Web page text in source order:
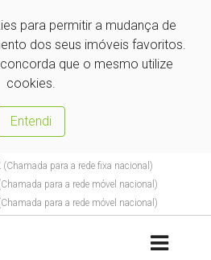
para permitir a mudança de
dos seus imóveis favoritos.
que o mesmo utilize
cookies.
Entendi
(Chamada para a rede fixa nacional)
para a rede móvel nacional)
para a rede móvel nacional)